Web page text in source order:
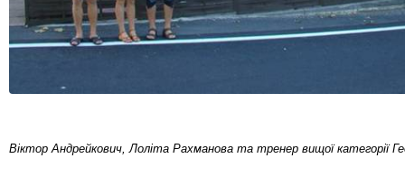
Віктор Андрейкович, Лоліта Рахманова та тренер вищої категорії